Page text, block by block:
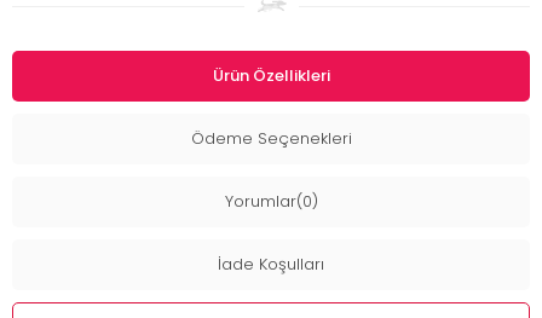
Ürün Özellikleri
Ödeme Seçenekleri
Yorumlar(0)
İade Koşulları